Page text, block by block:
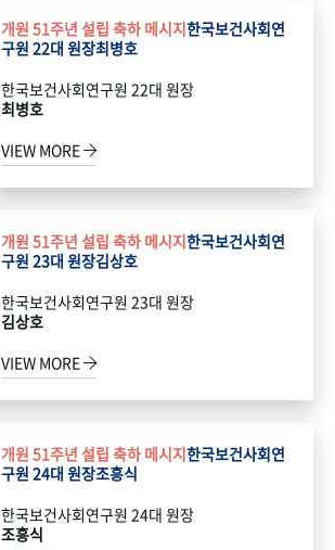
개원 51주년 설립 축하 메시지한국보건사회연
구원 22대 원장최병호
한국보건사회연구원 22대 원장
최병호
VIEW MORE
개원 51주년 설립 축하 메시지한국보건사회연
구원 23대 원장김상호
한국보건사회연구원 23대 원장
김상호
VIEW MORE
개원 51주년 설립 축하 메시지한국보건사회연
구원 24대 원장조흥식
한국보건사회연구원 24대 원장
조흥식